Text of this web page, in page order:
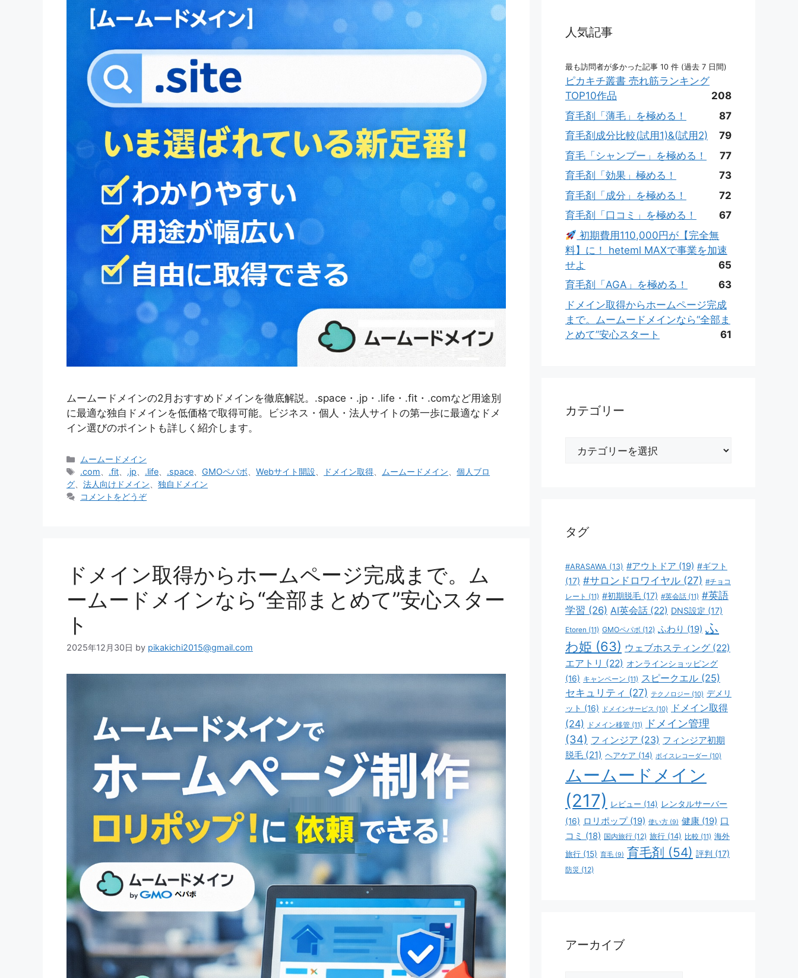
ムームードメインの2月おすすめドメインを徹底解説。.space・.jp・.life・.fit・.comなど用途別
に最適な独自ドメインを低価格で取得可能。ビジネス・個人・法人サイトの第一歩に最適なドメ
イン選びのポイントも詳しく紹介します。
カ
テ
ゴ
リ
ムームードメイン
タ
グ
.com .fit .jp .life .space GMOペパボ 、Webサイト開設 ドメイン取得 ムームードメイン 、個人ブロ
グ
法人向けドメイン
独自ドメイン
コメントをどうぞ
ドメイン取得からホームページ完成まで。ム
ームードメインなら“全部まとめて”安心スター
ト
2025年12月30日 by pikakichi2015@gmail.com
人気記事
最も訪問者が多かった記事 10 件 (過去 7 日間)
ピカキチ叢書 売れ筋ランキング
TOP10作品
208
育毛剤「薄毛」を極める！
87
育毛剤成分比較(試用1)&(試用2)
79
育毛「シャンプー」を極める！
77
育毛剤「効果」極める！
73
育毛剤「成分」を極める！
72
育毛剤「口コミ」を極める！
67
初期費用110,000円が【完全無
料】に！ heteml MAXで事業を加速
せよ
65
育毛剤「AGA」を極める！
63
ドメイン取得からホームページ完成
まで。ムームードメインなら“全部ま
とめて”安心スタート
61
カテゴリー
タグ
#ARASAWA (13) #アウトドア (19) #ギフト
(17) #サロンドロワイヤル (27) #チョコ
レート (11) #初期脱毛 (17) #英会話 (11) #英語
学習 (26) AI英会話 (22) DNS設定 (17)
Etoren (11) GMOペパボ (12) ふわり (19) ふ
わ姫 (63) ウェブホスティング (22)
エアトリ (22) オンラインショッピング
(16) キャンペーン (11) スピークエル (25)
セキュリティ (27) テクノロジー (10) デメリ
ット (16) ドメインサービス (10)
ドメイン取得
(24)
ドメイン移管 (11)
ドメイン管理
(34) フィンジア (23) フィンジア初期
脱毛 (21) ヘアケア (14) ボイスレコーダー (10)
ムームードメイン
(217)
レビュー (14) レンタルサーバー
(16) ロリポップ(19) 使い方 (9) 健康 (19) 口
コミ (18) 国内旅行 (12) 旅行 (14) 比較 (11) 海外
旅行 (15) 育毛 (9) 育毛剤 (54) 評判 (17)
防災 (12)
アーカイブ